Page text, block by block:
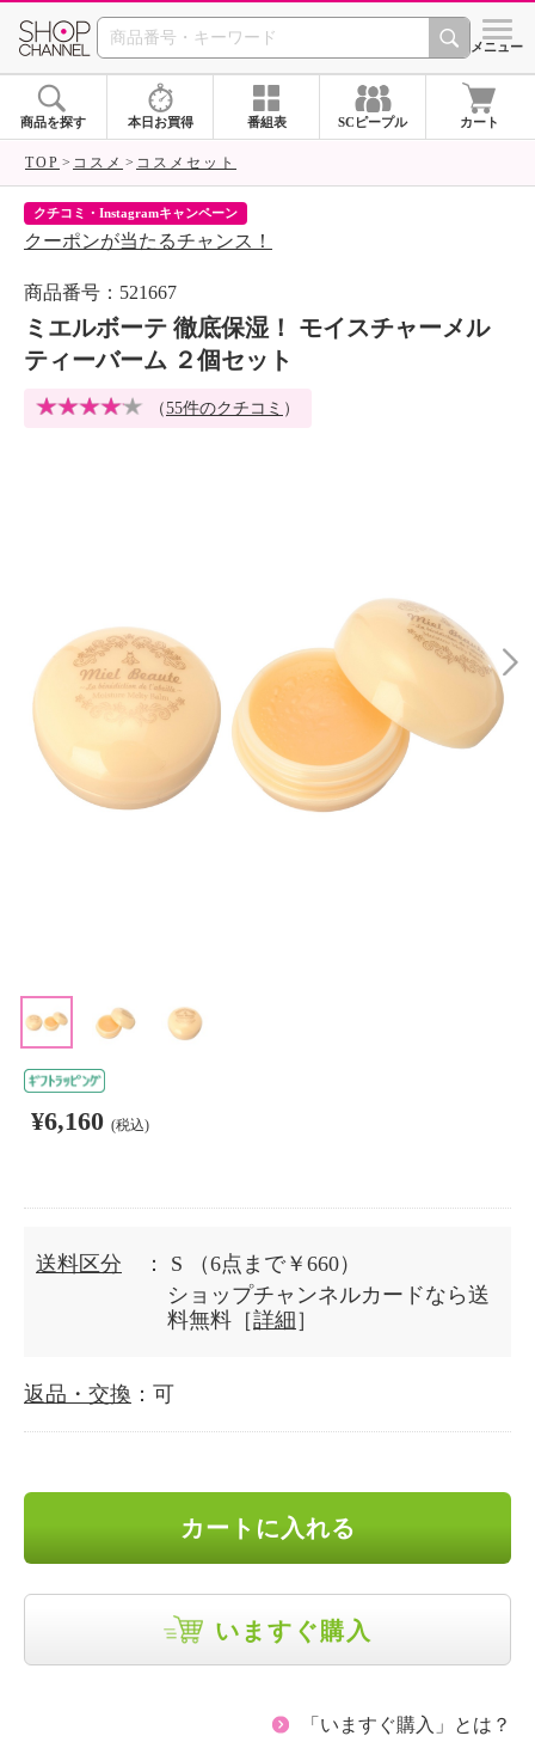
SHOP CHANNEL シメニュー
商品を探す 本日お買得 番組表 SCピープル カート
TOP コスメ コスメセット
クチコミ・Instagramキャンペーン
クーポンが当たるチャンス！
商品番号：521667
ミエルボーテ 徹底保湿！ モイスチャーメル
ティーバーム ２個セット
（55件のクチコミ ）
¥6,160 (税込)
送料区分 ： S
（6点まで￥660）
ショップチャンネルカードなら送
料無料［詳細 ］
返品・交換 ：可
カートに入れる
いますぐ購入
「いますぐ購入」とは？